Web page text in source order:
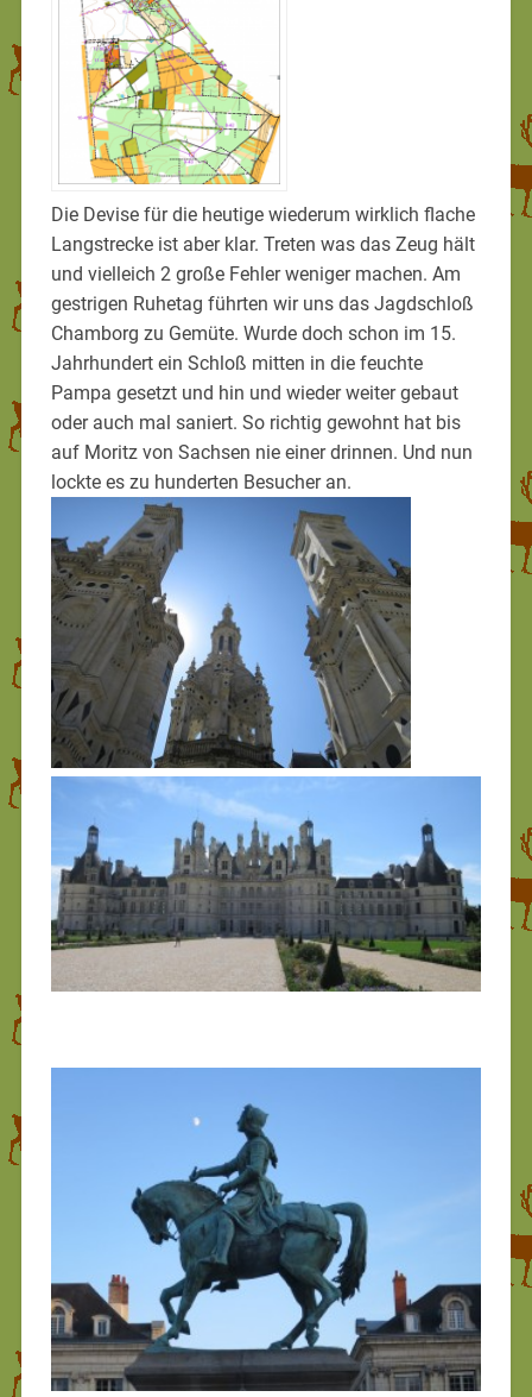
Die Devise für die heutige wiederum wirklich flache
Langstrecke ist aber klar. Treten was das Zeug hält
und vielleich 2 große Fehler weniger machen. Am
gestrigen Ruhetag führten wir uns das Jagdschloß
Chamborg zu Gemüte. Wurde doch schon im 15.
Jahrhundert ein Schloß mitten in die feuchte
Pampa gesetzt und hin und wieder weiter gebaut
oder auch mal saniert. So richtig gewohnt hat bis
auf Moritz von Sachsen nie einer drinnen. Und nun
lockte es zu hunderten Besucher an.